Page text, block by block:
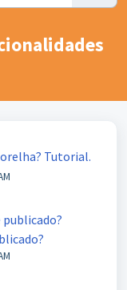
Tutorial.